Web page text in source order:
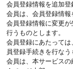
会員登録情報を追加登
会員は、会員登録情報
会員登録情報に変更
行うものとします。
会員登録にあたって
員登録手続きを行なう
会員は、本サービスの